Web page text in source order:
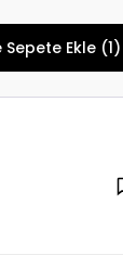
Sepete Ekle (1)